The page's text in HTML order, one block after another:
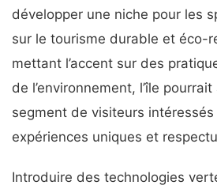
développer une niche pour les
sur le tourisme durable et éco-
mettant l’accent sur des
de l’environnement, l’île
segment de visiteurs
expériences uniques et
Introduire des technologies